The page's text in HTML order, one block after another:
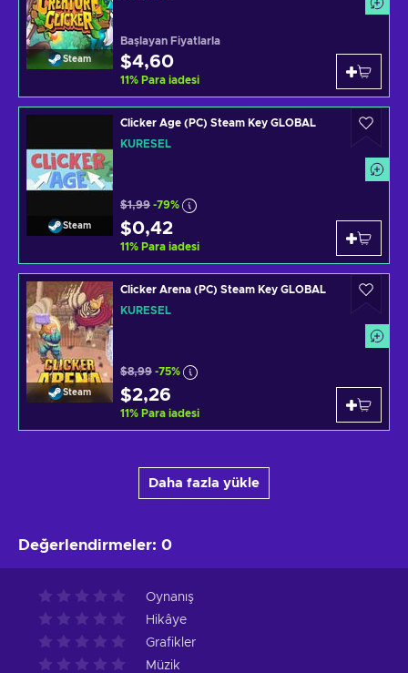
Steam
Başlayan Fiyatlarla
$4,60
11% Para iadesi
Steam
Clicker Age (PC) Steam Key GLOBAL
KÜRESEL
$1,99 -79%
$0,42
11% Para iadesi
Steam
Clicker Arena (PC) Steam Key GLOBAL
KÜRESEL
$8,99 -75%
$2,26
11% Para iadesi
Daha fazla yükle
Değerlendirmeler: 0
Oynanış
Hikâye
Grafikler
Müzik